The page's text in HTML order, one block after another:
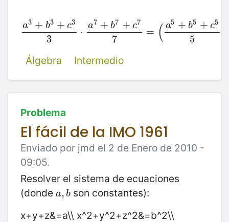
a3 + b3 + c3
3
⋅
a7 + b7 + c7
7
= ( a5 + b5 + c5
5
a3+b3+c 3 3⋅a7+b7+c77 =( a 5+b5+c55)2
Álgebra Intermedio
Problema
El fácil de la IMO 1961
Enviado por jmd el 2 de Enero de 2010 -
09:05.
Resolver el sistema de ecuaciones
(donde a, b
a,b son constantes):
x+y+z&=a\\ x^2+y^2+z^2&=b^2\\